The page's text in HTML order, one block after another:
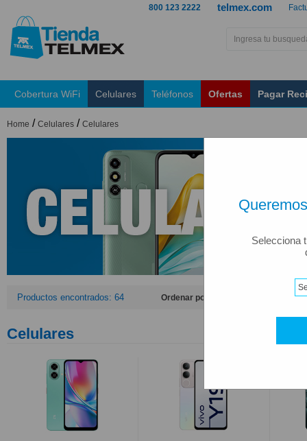
Selecciona
telmex.com
800 123 2222
Cobertura WiFi Celulares Teléfonos Ofertas Pagar
Home / Celulares / Celulares
Productos encontrados: 64 Ordenar por:
Celulares